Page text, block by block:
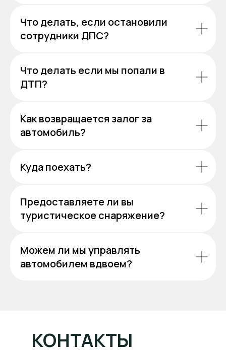
Что делать, если остановили
сотрудники ДПС?
Что делать если мы попали в
ДТП?
Как возвращается залог за
автомобиль?
Куда поехать?
Предоставляете ли вы
туристическое снаряжение?
Можем ли мы управлять
автомобилем вдвоем?
КОНТАКТЫ